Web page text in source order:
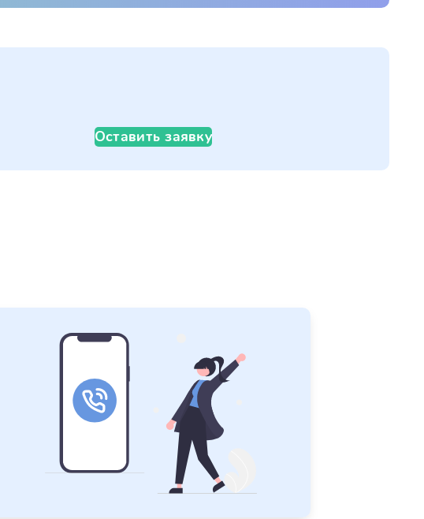
Оставить заявку